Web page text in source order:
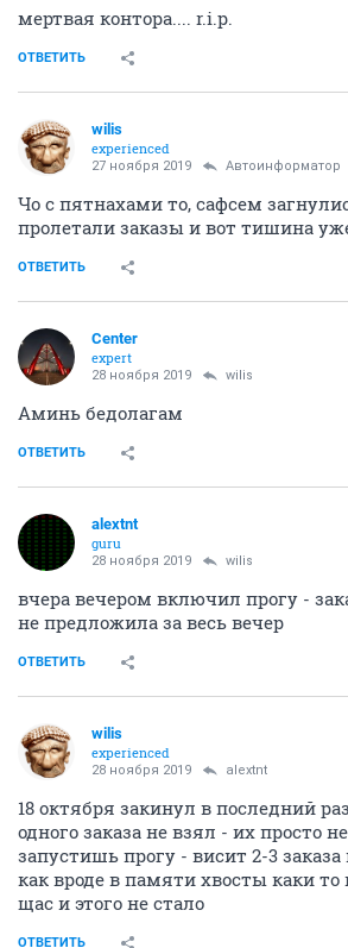
мертвая контора.... r.i.p.
ОТВЕТИТЬ
wilis
experienced
27 ноября 2019 Автоинформатор
Чо с пятнахами то, сафсем
пролетали заказы и вот тишина
ОТВЕТИТЬ
Center
expert
28 ноября 2019 wilis
Аминь бедолагам
ОТВЕТИТЬ
alextnt
guru
28 ноября 2019 wilis
вчера вечером включил прогу -
не предложила за весь вечер
ОТВЕТИТЬ
wilis
experienced
28 ноября 2019 alextnt
18 октября закинул в последний
одного заказа не взял - их просто
запустишь прогу - висит 2-3
как вроде в памяти хвосты каки
щас и этого не стало
ОТВЕТИТЬ